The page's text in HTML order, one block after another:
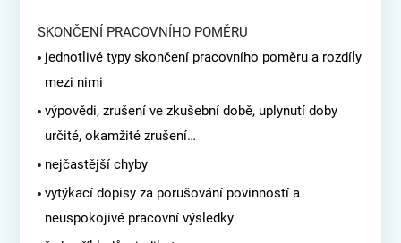
SKONČENÍ PRACOVNÍHO POMĚRU
jednotlivé typy skončení pracovního poměru a rozdíly
mezi nimi
výpovědi, zrušení ve zkušební době, uplynutí doby
určité, okamžité zrušení…
nejčastější chyby
vytýkací dopisy za porušování povinností a
neuspokojivé pracovní výsledky